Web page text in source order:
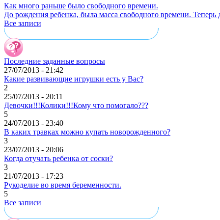
Как много раньше было свободного времени.
До рождения ребенка, была масса свободного времени. Теперь
Все записи
Последние заданные вопросы
27/07/2013 - 21:42
Какие развивающие игрушки есть у Вас?
2
25/07/2013 - 20:11
Девочки!!!Колики!!!Кому что помогало???
5
24/07/2013 - 23:40
В каких травках можно купать новорожденного?
3
23/07/2013 - 20:06
Когда отучать ребенка от соски?
3
21/07/2013 - 17:23
Рукоделие во время беременности.
5
Все записи